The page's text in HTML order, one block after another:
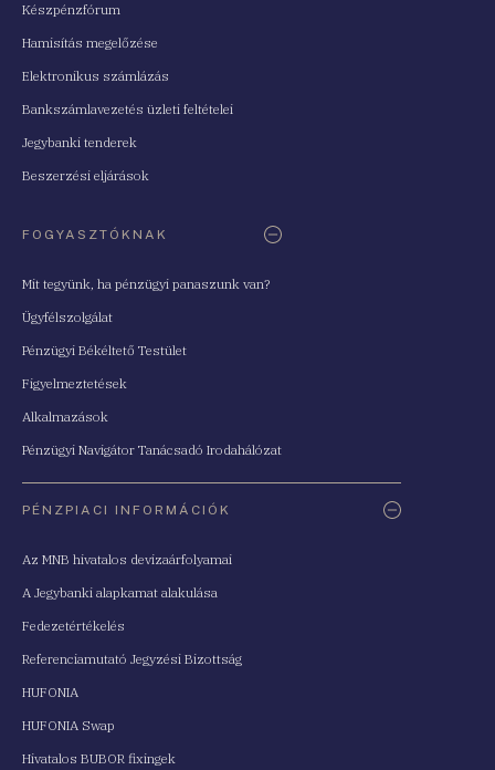
Készpénzfórum
Hamisítás megelőzése
Elektronikus számlázás
Bankszámlavezetés üzleti feltételei
Jegybanki tenderek
Beszerzési eljárások
FOGYASZTÓKNAK
Mit tegyünk, ha pénzügyi panaszunk van?
Ügyfélszolgálat
Pénzügyi Békéltető Testület
Figyelmeztetések
Alkalmazások
Pénzügyi Navigátor Tanácsadó Irodahálózat
PÉNZPIACI INFORMÁCIÓK
Az MNB hivatalos devizaárfolyamai
A Jegybanki alapkamat alakulása
Fedezetértékelés
Referenciamutató Jegyzési Bizottság
HUFONIA
HUFONIA Swap
Hivatalos BUBOR fixingek